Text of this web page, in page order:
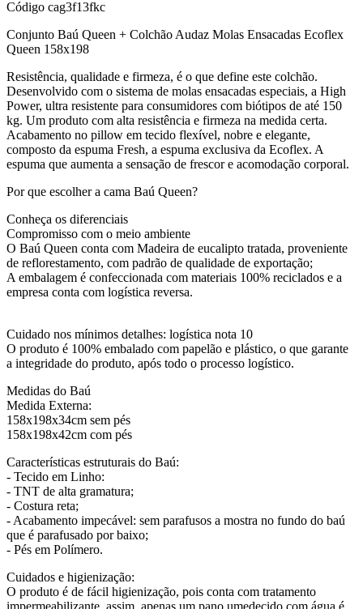
Código cag3f13fkc
Conjunto Baú Queen + Colchão Audaz Molas Ensacadas Ecoflex
Queen 158x198
Resistência, qualidade e firmeza, é o que define este colchão.
Desenvolvido com o sistema de molas ensacadas especiais, a High
Power, ultra resistente para consumidores com biótipos de até 150
kg. Um produto com alta resistência e firmeza na medida certa.
Acabamento no pillow em tecido flexível, nobre e elegante,
composto da espuma Fresh, a espuma exclusiva da Ecoflex. A
espuma que aumenta a sensação de frescor e acomodação corporal.
Por que escolher a cama Baú Queen?
Conheça os diferenciais
Compromisso com o meio ambiente
O Baú Queen conta com Madeira de eucalipto tratada, proveniente
de reflorestamento, com padrão de qualidade de exportação;
A embalagem é confeccionada com materiais 100% reciclados e a
empresa conta com logística reversa.
Cuidado nos mínimos detalhes: logística nota 10
O produto é 100% embalado com papelão e plástico, o que garante
a integridade do produto, após todo o processo logístico.
Medidas do Baú
Medida Externa:
158x198x34cm sem pés
158x198x42cm com pés
Características estruturais do Baú:
- Tecido em Linho:
- TNT de alta gramatura;
- Costura reta;
- Acabamento impecável: sem parafusos a mostra no fundo do baú
que é parafusado por baixo;
- Pés em Polímero.
Cuidados e higienização:
O produto é de fácil higienização, pois conta com tratamento